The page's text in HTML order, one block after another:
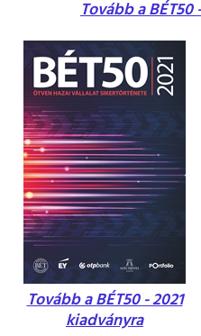
Tovább a
Tovább a BÉT50 - 2021
kiadványra